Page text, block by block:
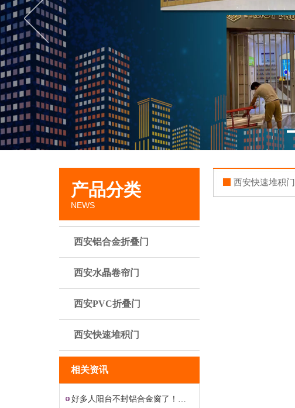
产品分类
NEWS
西安铝合金折叠门
西安水晶卷帘门
西安PVC折叠门
西安快速堆积门
相关资讯
西安快速堆积门